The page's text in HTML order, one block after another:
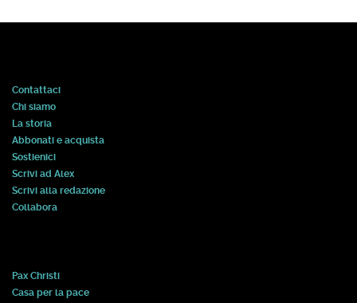
Contattaci
Chi siamo
La storia
Abbonati e acquista
Sostienici
Scrivi ad Alex
Scrivi alla redazione
Collabora
Pax Christi
Casa per la pace